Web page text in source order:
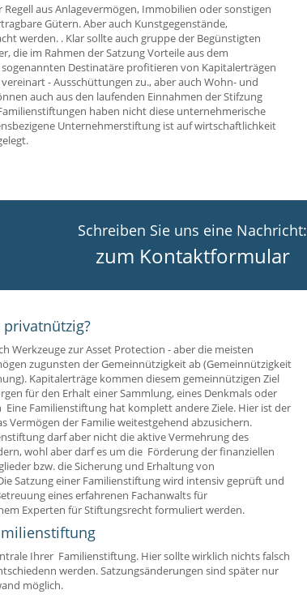
aus Anlagevermögen, Immobilien oder sonstigen
Gütern. Aber auch Kunstgegenstände,
werden. . Klar sollte auch gruppe der Begünstigten
die im Rahmen der Satzung Vorteile aus dem
sogenannten Destinatäre profitieren von Kapitalerträgen
- Ausschüttungen zu., aber auch Wohn- und
auch aus den laufenden Einnahmen der Stifzung
haben nicht diese unternehmerische
Unternehmerstiftung ist auf wirtschaftlichkeit
Schreiben Sie uns eine Nachricht:
zum Kontaktformular
Werkzeuge zur Asset Protection - aber die meisten
zugunsten der Gemeinnützigkeit ab (Gemeinnützigkeit
Kapitalerträge kommen diesem gemeinnützigen Ziel
für den Erhalt einer Sammlung, eines Denkmals oder
Familienstiftung hat komplett andere Ziele. Hier ist der
Vermögen der Familie weitestgehend abzusichern.
darf aber nicht die aktive Vermehrung des
wohl aber darf es um die Förderung der finanziellen
bzw. die Sicherung und Erhaltung von
Satzung einer Familienstiftung wird intensiv geprüft und
eines erfahrenen Fachanwalts für
Experten für Stiftungsrecht formuliert werden.
Ihrer Familienstiftung. Hier sollte wirklich nichts falsch
werden. Satzungsänderungen sind später nur
möglich.